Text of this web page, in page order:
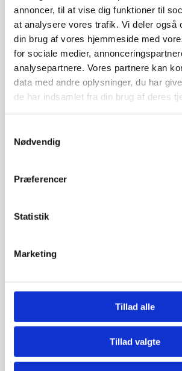
annoncer, til at vise dig funktioner til
at analysere vores trafik. Vi deler også
din brug af vores hjemmeside med
for sociale medier,
analysepartnere. Vores partnere kan
data med andre oplysninger, du har
de har indsamlet fra din brug af deres
Nødvendig
Præferencer
Statistik
Marketing
Tillad alle
Tillad valgte
“Uden Titel”
Ulla Stobberup – skulpturer
Størrelse:
kr.2.000,00